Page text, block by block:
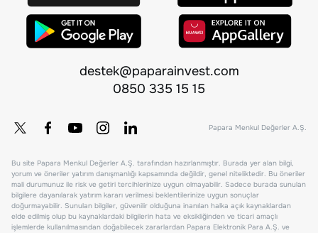
destek@paparainvest.com
0850 335 15 15
Papara Menkul Değerler A.Ş.
Bu site Papara Menkul Değerler A.Ş. tarafından hazırlanmıştır. Burada yer alan bilgi,
yorum ve öneriler yatırım danışmanlığı kapsamında değildir, genel niteliktedir. Bu öneriler
mali durumunuz ile risk ve getiri tercihlerinize uygun olmayabilir. Sadece burada sunulan
bilgilere dayanılarak yatırım kararı verilmesi beklentilerinize uygun sonuçlar
doğurmayabilir. Sunulan bilgiler, güvenilir olduğuna inanılan halka açık kaynaklardan
elde edilmiş olup bu kaynaklardaki bilgilerin hata ve eksikliğinden ve ticari amaçlı
işlemlerde kullanılmasından doğabilecek zararlardan Papara Elektronik Para A.Ş. ve